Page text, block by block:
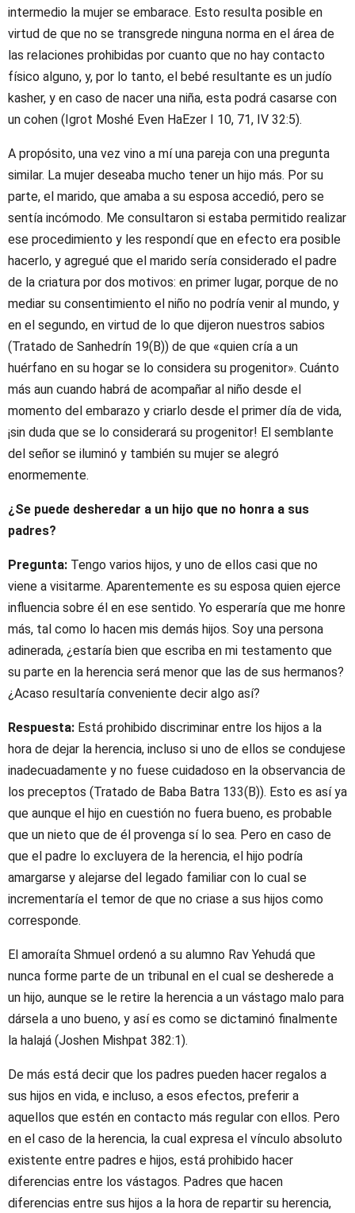
intermedio la mujer se embarace. Esto resulta posible en
virtud de que no se transgrede ninguna norma en el área de
las relaciones prohibidas por cuanto que no hay contacto
físico alguno, y, por lo tanto, el bebé resultante es un judío
kasher, y en caso de nacer una niña, esta podrá casarse con
un cohen (Igrot Moshé Even HaEzer I 10, 71, IV 32:5).
A propósito, una vez vino a mí una pareja con una pregunta
similar. La mujer deseaba mucho tener un hijo más. Por su
parte, el marido, que amaba a su esposa accedió, pero se
sentía incómodo. Me consultaron si estaba permitido realizar
ese procedimiento y les respondí que en efecto era posible
hacerlo, y agregué que el marido sería considerado el padre
de la criatura por dos motivos: en primer lugar, porque de no
mediar su consentimiento el niño no podría venir al mundo, y
en el segundo, en virtud de lo que dijeron nuestros sabios
(Tratado de Sanhedrín 19(B)) de que «quien cría a un
huérfano en su hogar se lo considera su progenitor». Cuánto
más aun cuando habrá de acompañar al niño desde el
momento del embarazo y criarlo desde el primer día de vida,
¡sin duda que se lo considerará su progenitor! El semblante
del señor se iluminó y también su mujer se alegró
enormemente.
¿Se puede desheredar a un hijo que no honra a sus
padres?
Pregunta: Tengo varios hijos, y uno de ellos casi que no
viene a visitarme. Aparentemente es su esposa quien ejerce
influencia sobre él en ese sentido. Yo esperaría que me honre
más, tal como lo hacen mis demás hijos. Soy una persona
adinerada, ¿estaría bien que escriba en mi testamento que
su parte en la herencia será menor que las de sus hermanos?
¿Acaso resultaría conveniente decir algo así?
Respuesta: Está prohibido discriminar entre los hijos a la
hora de dejar la herencia, incluso si uno de ellos se condujese
inadecuadamente y no fuese cuidadoso en la observancia de
los preceptos (Tratado de Baba Batra 133(B)). Esto es así ya
que aunque el hijo en cuestión no fuera bueno, es probable
que un nieto que de él provenga sí lo sea. Pero en caso de
que el padre lo excluyera de la herencia, el hijo podría
amargarse y alejarse del legado familiar con lo cual se
incrementaría el temor de que no criase a sus hijos como
corresponde.
El amoraíta Shmuel ordenó a su alumno Rav Yehudá que
nunca forme parte de un tribunal en el cual se desherede a
un hijo, aunque se le retire la herencia a un vástago malo para
dársela a uno bueno, y así es como se dictaminó finalmente
la halajá (Joshen Mishpat 382:1).
De más está decir que los padres pueden hacer regalos a
sus hijos en vida, e incluso, a esos efectos, preferir a
aquellos que estén en contacto más regular con ellos. Pero
en el caso de la herencia, la cual expresa el vínculo absoluto
existente entre padres e hijos, está prohibido hacer
diferencias entre los vástagos. Padres que hacen
diferencias entre sus hijos a la hora de repartir su herencia,